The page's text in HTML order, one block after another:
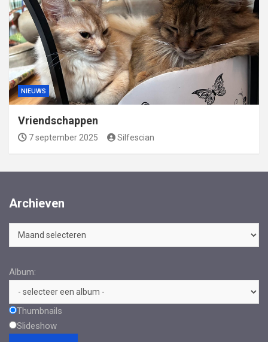
NIEUWS
Vriendschappen
7 september 2025 Silfescian
Archieven
Archieven
Album:
Thumbnails
Slideshow